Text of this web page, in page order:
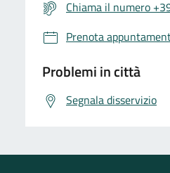
Chiama il numero
Prenota
Problemi in città
Segnala disservizio